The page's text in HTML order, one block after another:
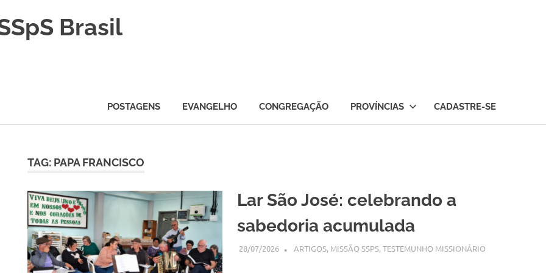
Brasil
POSTAGENS EVANGELHO CONGREGAÇÃO PROVÍNCIAS CADASTRE-SE
TAG: PAPA FRANCISCO
Lar São José: celebrando a
sabedoria acumulada
28/07/2026 SSPS BRASIL
ARTIGOS, MISSÃO SSPS,TESTEMUNHO MISSIONÁRIO